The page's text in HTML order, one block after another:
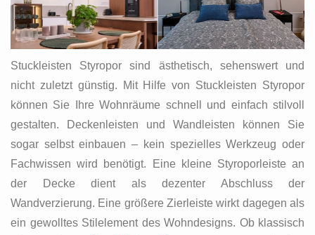
Stuckleisten Styropor sind ästhetisch, sehenswert und
nicht zuletzt günstig. Mit Hilfe von Stuckleisten Styropor
können Sie Ihre Wohnräume schnell und einfach stilvoll
gestalten. Deckenleisten und Wandleisten können Sie
sogar selbst einbauen – kein spezielles Werkzeug oder
Fachwissen wird benötigt. Eine kleine Styroporleiste an
der Decke dient als dezenter Abschluss der
Wandverzierung. Eine größere Zierleiste wirkt dagegen als
ein gewolltes Stilelement des Wohndesigns. Ob klassisch